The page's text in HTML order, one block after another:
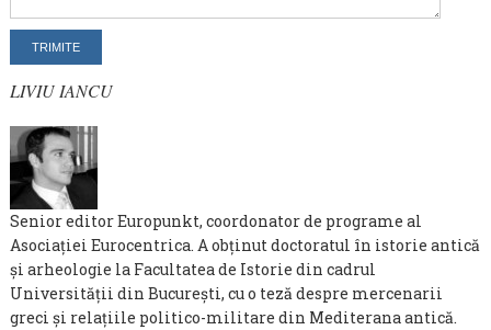
LIVIU IANCU
Senior editor Europunkt, coordonator de programe al
Asociaţiei Eurocentrica. A obţinut doctoratul în istorie antică
şi arheologie la Facultatea de Istorie din cadrul
Universităţii din Bucureşti, cu o teză despre mercenarii
greci și relaţiile politico-militare din Mediterana antică.